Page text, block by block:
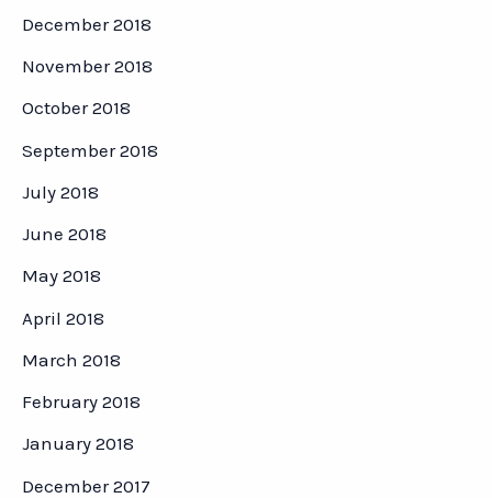
December 2018
November 2018
October 2018
September 2018
July 2018
June 2018
May 2018
April 2018
March 2018
February 2018
January 2018
December 2017